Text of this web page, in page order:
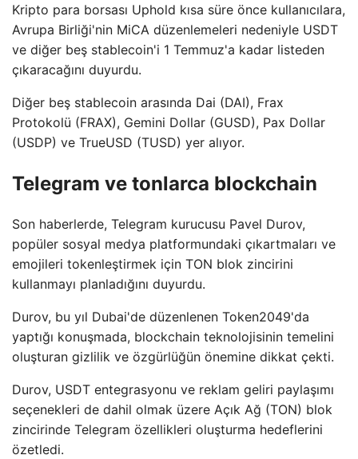
Kripto para borsası Uphold kısa süre önce kullanıcılara,
Avrupa Birliği'nin MiCA düzenlemeleri nedeniyle USDT
ve diğer beş stablecoin'i 1 Temmuz'a kadar listeden
çıkaracağını duyurdu.
Diğer beş stablecoin arasında Dai (DAI), Frax
Protokolü (FRAX), Gemini Dollar (GUSD), Pax Dollar
(USDP) ve TrueUSD (TUSD) yer alıyor.
Telegram ve tonlarca blockchain
Son haberlerde, Telegram kurucusu Pavel Durov,
popüler sosyal medya platformundaki çıkartmaları ve
emojileri tokenleştirmek için TON blok zincirini
kullanmayı planladığını duyurdu.
Durov, bu yıl Dubai'de düzenlenen Token2049'da
yaptığı konuşmada, blockchain teknolojisinin temelini
oluşturan gizlilik ve özgürlüğün önemine dikkat çekti.
Durov, USDT entegrasyonu ve reklam geliri paylaşımı
seçenekleri de dahil olmak üzere Açık Ağ (TON) blok
zincirinde Telegram özellikleri oluşturma hedeflerini
özetledi.